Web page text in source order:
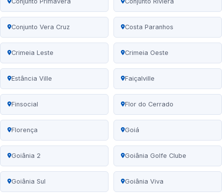
Conjunto Vera Cruz Costa Paranhos
Crimeia Leste Crimeia Oeste
Estância Ville Faiçalville
Finsocial Flor do Cerrado
Florença Goiá
Goiânia 2 Goiânia Golfe Clube
Goiânia Sul Goiânia Viva